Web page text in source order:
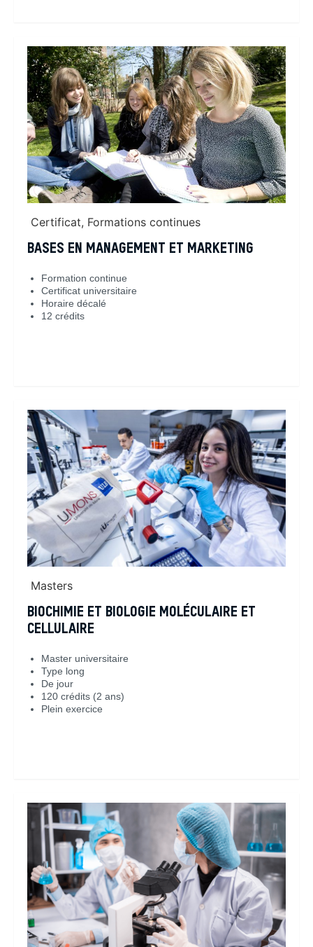
Certificat, Formations continues
BASES EN MANAGEMENT ET MARKETING
Formation continue
Certificat universitaire
Horaire décalé
12 crédits
Masters
BIOCHIMIE ET BIOLOGIE MOLÉCULAIRE ET
CELLULAIRE
Master universitaire
Type long
De jour
120 crédits (2 ans)
Plein exercice